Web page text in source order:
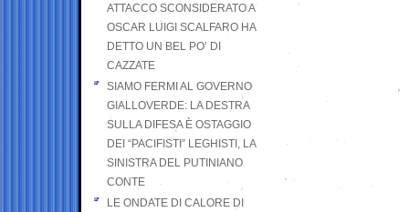
ATTACCO SCONSIDERATO A
OSCAR LUIGI SCALFARO HA
DETTO UN BEL PO’ DI
CAZZATE
SIAMO FERMI AL GOVERNO
GIALLOVERDE: LA DESTRA
SULLA DIFESA È OSTAGGIO
DEI “PACIFISTI” LEGHISTI, LA
SINISTRA DEL PUTINIANO
CONTE
LE ONDATE DI CALORE DI